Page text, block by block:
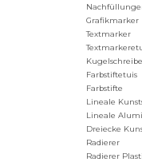
Grafikmarker
Textmarker
Farbstiftetuis
Farbstifte
Lineale
Lineale
Dreiecke
Radierer
Radierer